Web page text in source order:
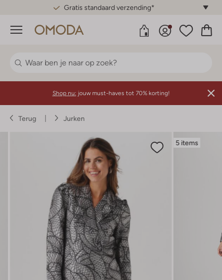
Gratis standaard verzending*
Menu
Shop nu: jouw must-haves tot 70% korting!
Terug Jurken
5 items